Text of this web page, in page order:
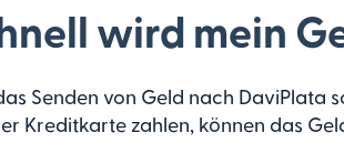
wird mein
Senden von Geld nach DaviPlata
Kreditkarte zahlen, können das